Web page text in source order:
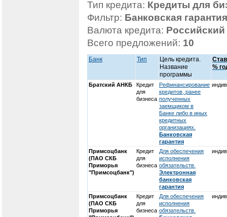
Тип кредита: Кредиты для
Фильтр: Банковская гарантия
Валюта кредита:
Всего предложений: 10
Банк Тип
Цель кредита.
Название
программы
%
Братский АНКБ
Кредит
для
бизнеса
Рефинансирование
кредитов, ранее
полученных
заемщиком в
Банке либо в иных
кредитных
организациях.
Банковская
гарантия
Примсоцбанк
(ПАО СКБ
Приморья
"Примсоцбанк")
Кредит
для
бизнеса
Для обеспечения
исполнения
обязательств.
Электронная
банковская
гарантия
Примсоцбанк
(ПАО СКБ
Приморья
Кредит
для
бизнеса
Для обеспечения
исполнения
обязательств.